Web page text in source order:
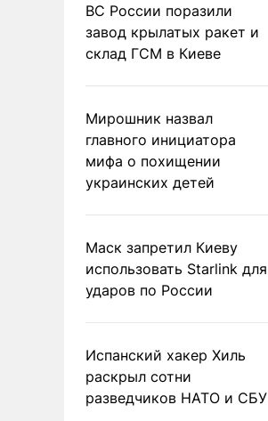
ВС России поразили
завод крылатых ракет и
склад ГСМ в Киеве
Мирошник назвал
главного инициатора
мифа о похищении
украинских детей
Маск запретил Киеву
использовать Starlink для
ударов по России
Испанский хакер Хиль
раскрыл сотни
разведчиков НАТО и СБУ